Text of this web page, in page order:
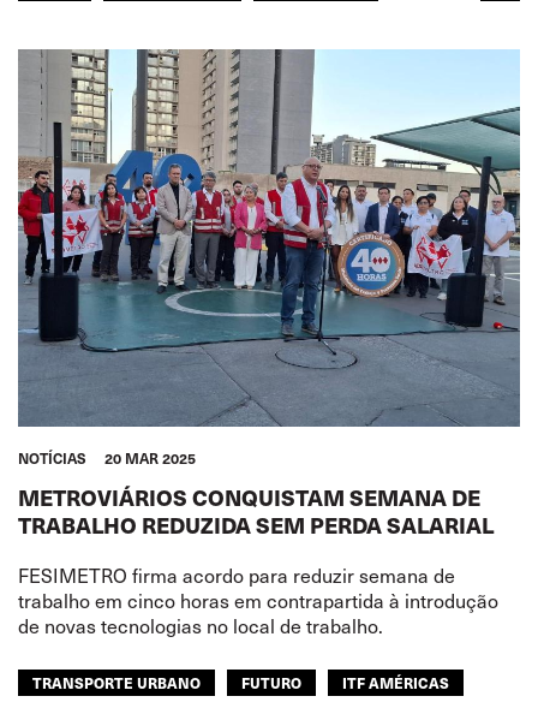
JOINT DOCK AND SEA
FERROVIAS
TRANSPORTE RODOVIÁRIO
GENTE DO MAR
TURISMO
TRANSPORTE URBANO
ARMAZÉNS
MULHERES
JUVENTUDE
SEGURANÇA
GLOBAL
NOTÍCIAS 20 MAR 2025
METROVIÁRIOS CONQUISTAM SEMANA DE
TRABALHO REDUZIDA SEM PERDA SALARIAL
FESIMETRO firma acordo para reduzir semana de
trabalho em cinco horas em contrapartida à introdução
de novas tecnologias no local de trabalho.
TRANSPORTE URBANO FUTURO ITF AMÉRICAS